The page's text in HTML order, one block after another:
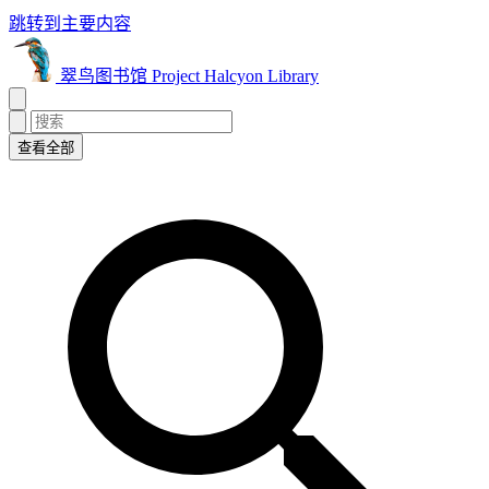
跳转到主要内容
翠鸟图书馆 Project Halcyon Library
查看全部